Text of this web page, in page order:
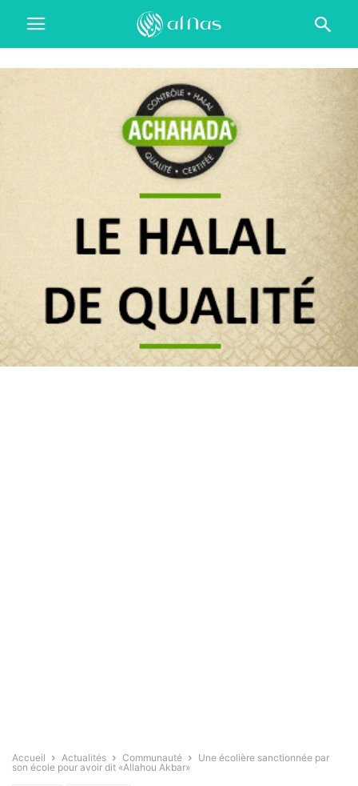
Accueil Actualités Communauté
Une écolière sanctionnée par
son école pour avoir dit «Allahou Akbar»